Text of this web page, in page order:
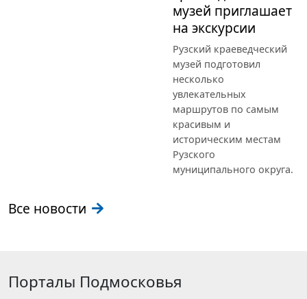
музей приглашает
на экскурсии
Рузский краеведческий
музей подготовил
несколько
увлекательных
маршрутов по самым
красивым и
историческим местам
Рузского
муниципального округа.
Все новости
Порталы Подмосковья